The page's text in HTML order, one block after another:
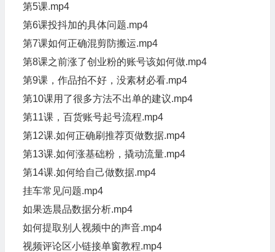
第5课.mp4
第6课投抖加的具体问题.mp4
第7课如何正确混剪防搬运.mp4
第8课之前涨了创业粉的账号该如何做.mp4
第9课，作品拍不好，没素材必看.mp4
第10课用了很多方法不出单的建议.mp4
第11课，百货账号起号流程.mp4
第12课.如何正确刷推荐页做数据.mp4
第13课.如何涨基础粉，撬动流量.mp4
第14课.如何给自己做数据.mp4
挂车常见问题.mp4
如果选晨品数据分析.mp4
如何提取别人视频中的声音.mp4
视频评论区小链接单窗教程.mp4